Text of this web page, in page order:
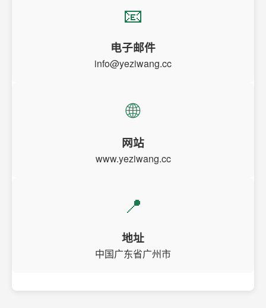
📧
电子邮件
info@yeziwang.cc
🌐
网站
www.yeziwang.cc
📍
地址
中国广东省广州市